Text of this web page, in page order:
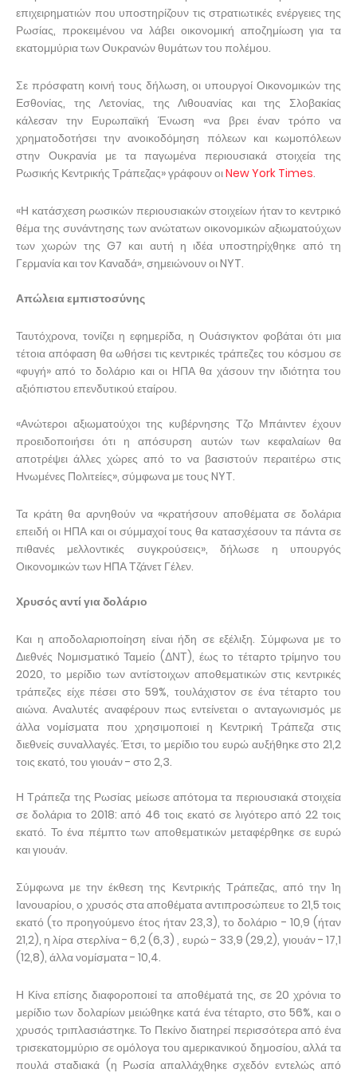
επιχειρηματιών που υποστηρίζουν τις στρατιωτικές ενέργειες της
Ρωσίας, προκειμένου να λάβει οικονομική αποζημίωση για τα
εκατομμύρια των Ουκρανών θυμάτων του πολέμου.
Σε πρόσφατη κοινή τους δήλωση, οι υπουργοί Οικονομικών της
Εσθονίας, της Λετονίας, της Λιθουανίας και της Σλοβακίας
κάλεσαν την Ευρωπαϊκή Ένωση «να βρει έναν τρόπο να
χρηματοδοτήσει την ανοικοδόμηση πόλεων και κωμοπόλεων
στην Ουκρανία με τα παγωμένα περιουσιακά στοιχεία της
Ρωσικής Κεντρικής Τράπεζας» γράφουν οιNew York Times.
«Η κατάσχεση ρωσικών περιουσιακών στοιχείων ήταν το κεντρικό
θέμα της συνάντησης των ανώτατων οικονομικών αξιωματούχων
των χωρών της G7 και αυτή η ιδέα υποστηρίχθηκε από τη
Γερμανία και τον Καναδά», σημειώνουν οι NYT.
Απώλεια εμπιστοσύνης
Ταυτόχρονα, τονίζει η εφημερίδα, η Ουάσιγκτον φοβάται ότι μια
τέτοια απόφαση θα ωθήσει τις κεντρικές τράπεζες του κόσμου σε
«φυγή» από το δολάριο και οι ΗΠΑ θα χάσουν την ιδιότητα του
αξιόπιστου επενδυτικού εταίρου.
«Ανώτεροι αξιωματούχοι της κυβέρνησης Τζο Μπάιντεν έχουν
προειδοποιήσει ότι η απόσυρση αυτών των κεφαλαίων θα
αποτρέψει άλλες χώρες από το να βασιστούν περαιτέρω στις
Ηνωμένες Πολιτείες», σύμφωνα με τους NYT.
Τα κράτη θα αρνηθούν να «κρατήσουν αποθέματα σε δολάρια
επειδή οι ΗΠΑ και οι σύμμαχοί τους θα κατασχέσουν τα πάντα σε
πιθανές μελλοντικές συγκρούσεις», δήλωσε η υπουργός
Οικονομικών των ΗΠΑ Τζάνετ Γέλεν.
Χρυσός αντί για δολάριο
Και η αποδολαριοποίηση είναι ήδη σε εξέλιξη. Σύμφωνα με το
Διεθνές Νομισματικό Ταμείο (ΔΝΤ), έως το τέταρτο τρίμηνο του
2020, το μερίδιο των αντίστοιχων αποθεματικών στις κεντρικές
τράπεζες είχε πέσει στο 59%, τουλάχιστον σε ένα τέταρτο του
αιώνα. Αναλυτές αναφέρουν πως εντείνεται ο ανταγωνισμός με
άλλα νομίσματα που χρησιμοποιεί η Κεντρική Τράπεζα στις
διεθνείς συναλλαγές. Έτσι, το μερίδιο του ευρώ αυξήθηκε στο 21,2
τοις εκατό, του γιουάν - στο 2,3.
Η Τράπεζα της Ρωσίας μείωσε απότομα τα περιουσιακά στοιχεία
σε δολάρια το 2018: από 46 τοις εκατό σε λιγότερο από 22 τοις
εκατό. Το ένα πέμπτο των αποθεματικών μεταφέρθηκε σε ευρώ
και γιουάν.
Σύμφωνα με την έκθεση της Κεντρικής Τράπεζας, από την 1η
Ιανουαρίου, ο χρυσός στα αποθέματα αντιπροσώπευε το 21,5 τοις
εκατό (το προηγούμενο έτος ήταν 23,3), το δολάριο - 10,9 (ήταν
21,2), η λίρα στερλίνα - 6,2 (6,3) , ευρώ - 33,9 (29,2), γιουάν - 17,1
(12,8), άλλα νομίσματα - 10,4.
Η Κίνα επίσης διαφοροποιεί τα αποθέματά της, σε 20 χρόνια το
μερίδιο των δολαρίων μειώθηκε κατά ένα τέταρτο, στο 56%, και ο
χρυσός τριπλασιάστηκε. Το Πεκίνο διατηρεί περισσότερα από ένα
τρισεκατομμύριο σε ομόλογα του αμερικανικού δημοσίου, αλλά τα
πουλά σταδιακά (η Ρωσία απαλλάχθηκε σχεδόν εντελώς από